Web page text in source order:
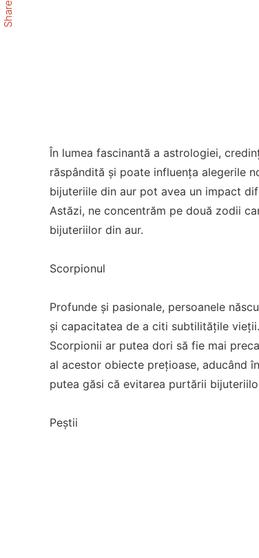
Share
În lumea fascinantă a astrologiei,
răspândită și poate influența alegerile
bijuteriile din aur pot avea un impact
Astăzi, ne concentrăm pe două zodii
bijuteriilor din aur.
Scorpionul
Profunde și pasionale, persoanele
și capacitatea de a citi subtilitățile
Scorpionii ar putea dori să fie mai
al acestor obiecte prețioase, aducând
putea găsi că evitarea purtării
Peștii